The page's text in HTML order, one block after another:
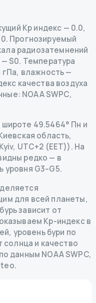
Kp индекс — 0.0,
0. Прогнозируемый
радиозатемнений
— S0. Температура
гПа, влажность —
качества воздуха
: NOAA SWPC,
49.5464° Пн и
область,
UTC+2 (EET)). На
редко — в
G3–G5.
для всей планеты,
зависит от
Kp-индекс в
уровень бури по
солнца и качество
данным NOAA SWPC,